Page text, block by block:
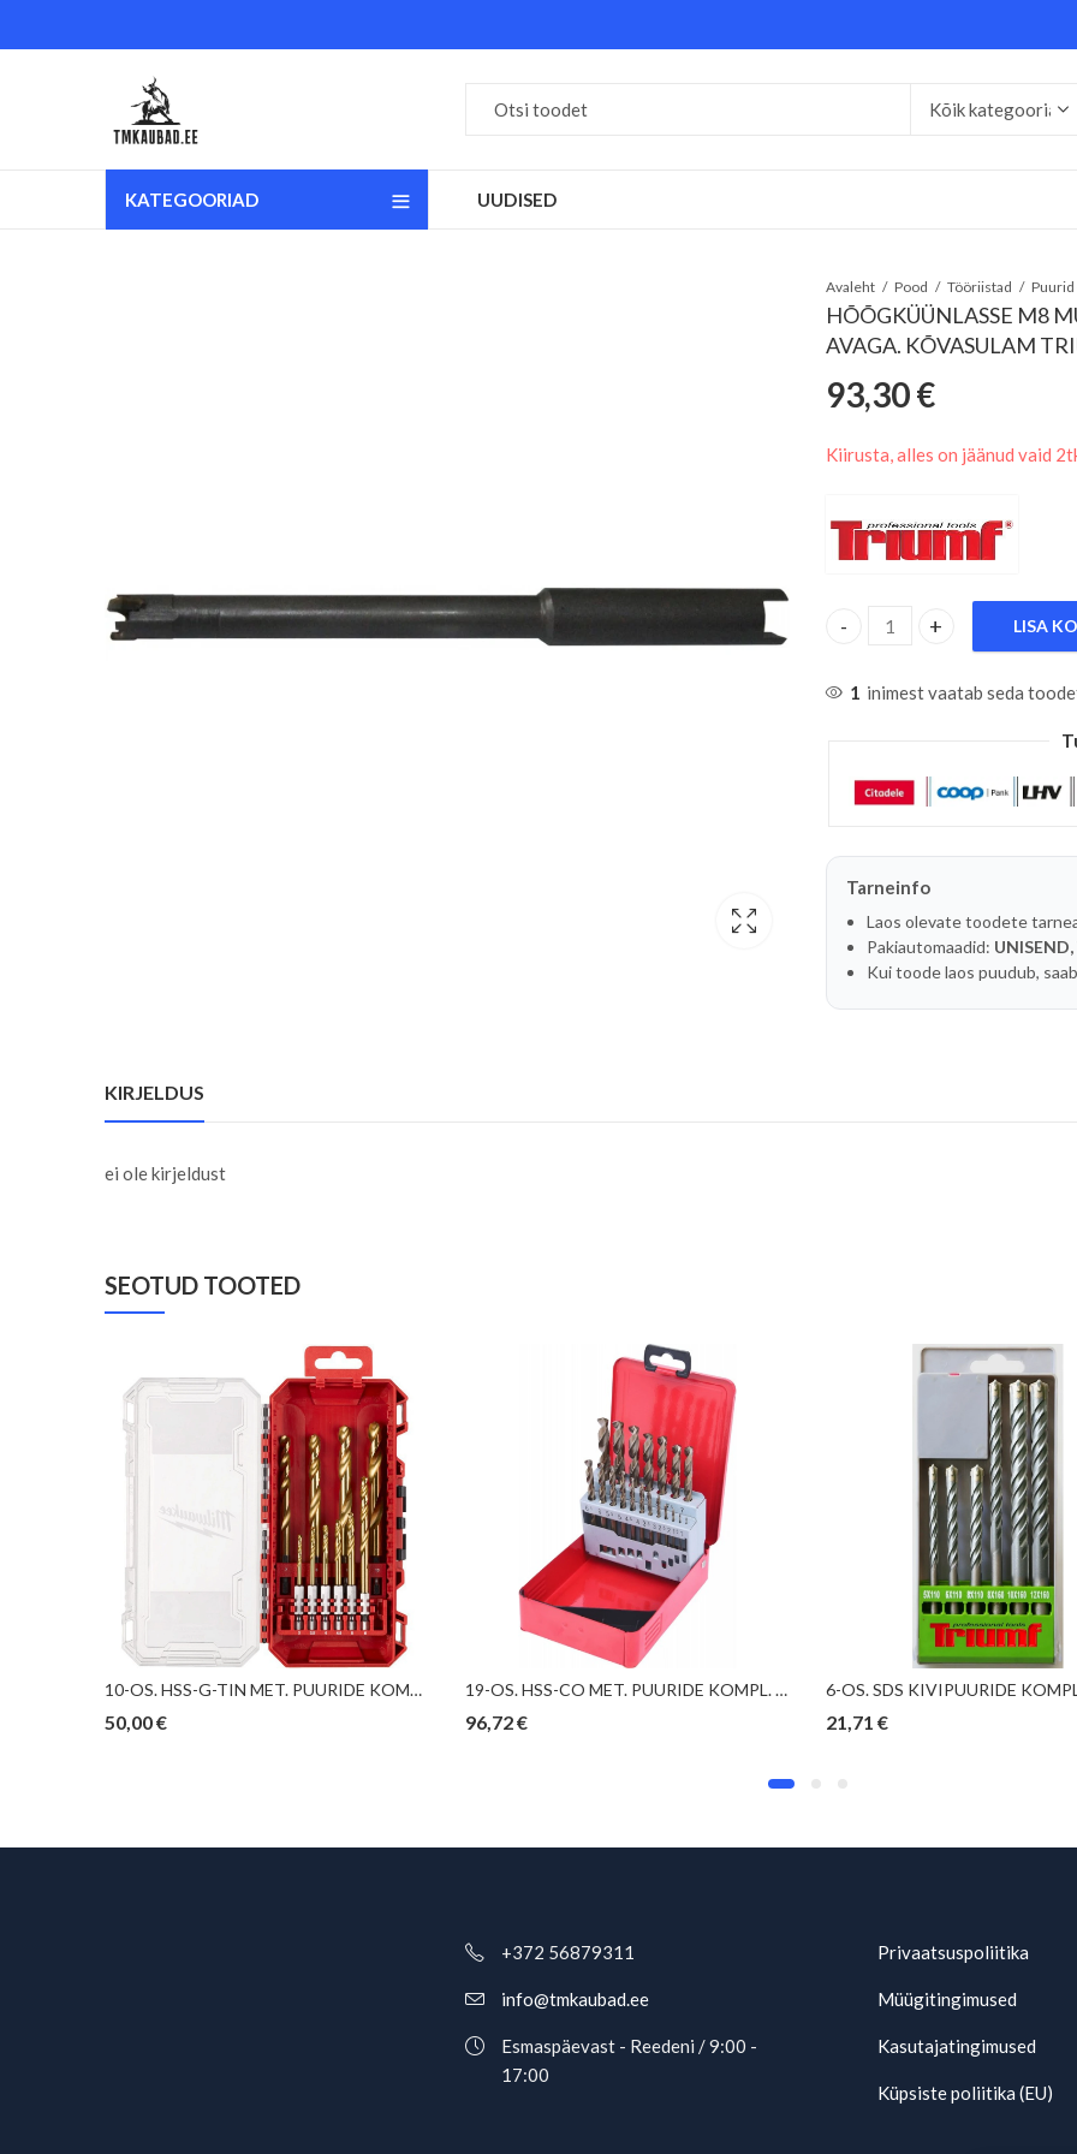
KATEGOORIAD UUDISED
Avaleht Pood Tööriistad
HÕÕGKÜÜNLASSE M8
AVAGA. KÕVASULAM
93,30€
Kiirusta, alles on jäänud vaid
HÕÕGKÜÜNLASSE M8
LISA
1 inimest vaatab seda
Tarneinfo
Laos olevate toodete
Pakiautomaadid:
Kui toode laos puudub,
KIRJELDUS
ei ole kirjeldust
SEOTUD TOOTED
10-OS. HSS-G-TIN MET. PUURIDE KOMPL. RED HEX SHOCKWAVE MILWAUKEE
50,00€
19-OS. HSS-CO MET. PUURIDE KOMPL. DIN338 TYP N 1,0-10,0MM KS TOOLS
96,72€ 21,71 €
+372 56879311
info@tmkaubad.ee
Esmaspäevast - Reedeni / 9:00 -
17:00
Privaatsuspoliitika
Müügitingimused
Kasutajatingimused
Küpsiste poliitika (EU)